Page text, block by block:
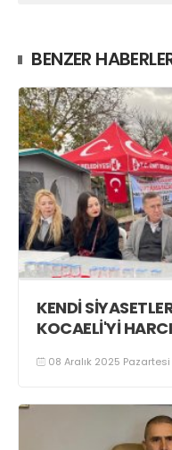
BENZER
KENDİ
KOCAELİ'Yİ
08 Aralık 2025 Pazartesi